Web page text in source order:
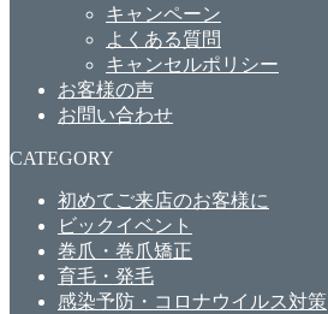
キャンペーン
よくある質問
キャンセルポリシー
お客様の声
お問い合わせ
CATEGORY
初めてご来店のお客様に
ビックイベント
巻爪・巻爪矯正
育毛・発毛
感染予防・コロナウイルス対策